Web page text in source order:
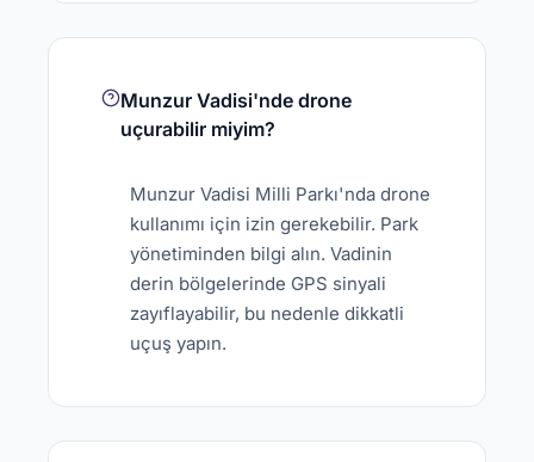
Munzur Vadisi'nde drone
uçurabilir miyim?
Munzur Vadisi Milli Parkı'nda drone
kullanımı için izin gerekebilir. Park
yönetiminden bilgi alın. Vadinin
derin bölgelerinde GPS sinyali
zayıflayabilir, bu nedenle dikkatli
uçuş yapın.